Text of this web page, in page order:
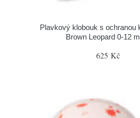
Plavkový klobouk s ochranou
Brown Leopard 0-12
625 Kč